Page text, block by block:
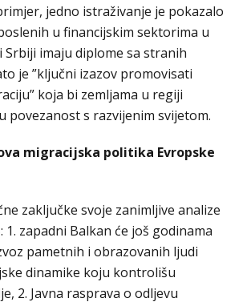
jedno istraživanje je pokazalo
u financijskim sektorima u
Srbiji imaju diplome sa stranih
je ”ključni izazov promovisati
koja bi zemljama u regiji
povezanost s razvijenim svijetom.
migracijska politika Evropske
zaključke svoje zanimljive analize
1. zapadni Balkan će još godinama
pametnih i obrazovanih ljudi
dinamike koju kontrolišu
2. Javna rasprava o odljevu